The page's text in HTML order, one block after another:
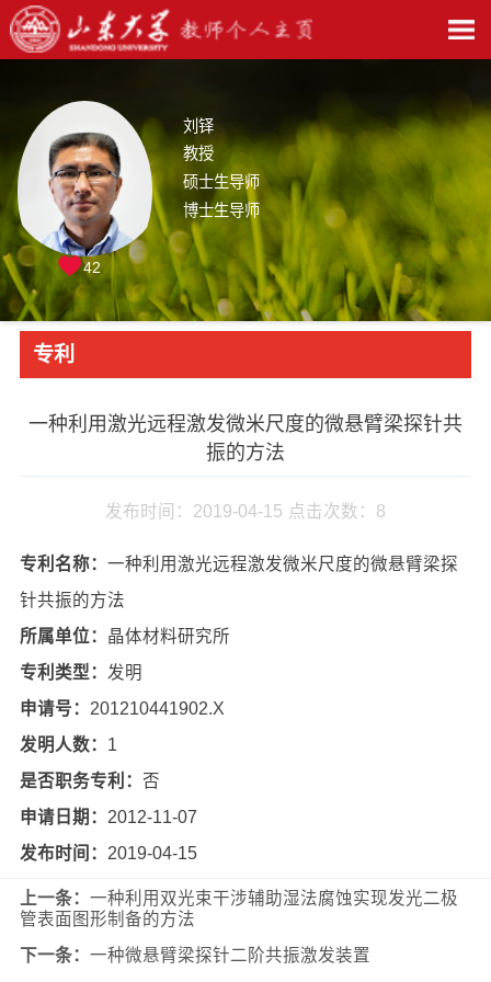
刘铎
教授
硕士生导师
博士生导师
42
专利
一种利用激光远程激发微米尺度的微悬臂梁探针共
振的方法
发布时间：2019-04-15 点击次数： 8
专利名称： 一种利用激光远程激发微米尺度的微悬臂梁探
针共振的方法
所属单位： 晶体材料研究所
专利类型： 发明
申请号： 201210441902.X
发明人数： 1
是否职务专利： 否
申请日期： 2012-11-07
发布时间： 2019-04-15
上一条： 一种利用双光束干涉辅助湿法腐蚀实现发光二极
管表面图形制备的方法
下一条： 一种微悬臂梁探针二阶共振激发装置